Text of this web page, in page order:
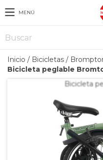
MENÚ
Inicio / Bicicletas /
Bicicleta peglable